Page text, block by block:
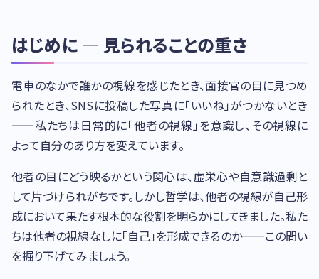
はじめに — 見られることの重さ
電車のなかで誰かの視線を感じたとき、面接官の目に見つめ
られたとき、SNSに投稿した写真に「いいね」がつかないとき
——私たちは日常的に「他者の視線」を意識し、その視線に
よって自分のあり方を変えています。
他者の目にどう映るかという関心は、虚栄心や自意識過剰と
して片づけられがちです。しかし哲学は、他者の視線が自己形
成において果たす根本的な役割を明らかにしてきました。私た
ちは他者の視線なしに「自己」を形成できるのか——この問い
を掘り下げてみましょう。